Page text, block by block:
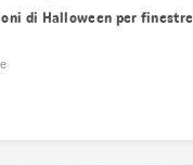
di Halloween per